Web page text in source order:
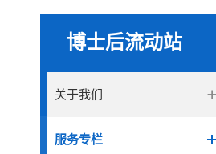
博士后流动站
关于我们
服务专栏